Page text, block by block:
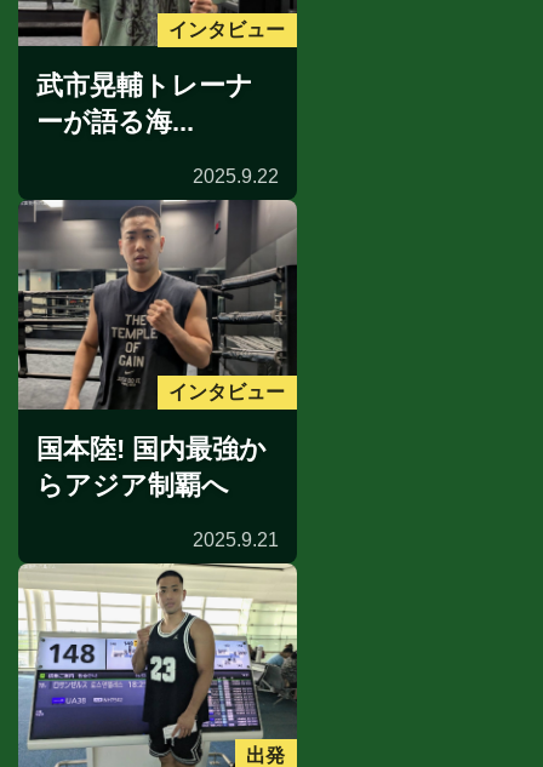
インタビュー
武市晃輔トレーナ
ーが語る海...
2025.9.22
インタビュー
国本陸! 国内最強か
らアジア制覇へ
2025.9.21
出発